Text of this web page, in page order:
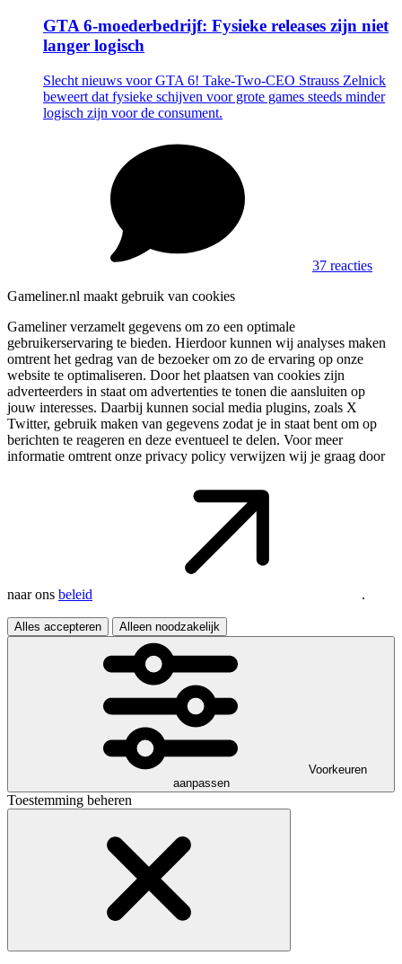
GTA 6-moederbedrijf: Fysieke releases zijn niet
langer logisch
Slecht nieuws voor GTA 6! Take-Two-CEO Strauss Zelnick
beweert dat fysieke schijven voor grote games steeds minder
logisch zijn voor de consument.
37 reacties
Gameliner.nl maakt gebruik van cookies
Gameliner verzamelt gegevens om zo een optimale
gebruikerservaring te bieden. Hierdoor kunnen wij analyses maken
omtrent het gedrag van de bezoeker om zo de ervaring op onze
website te optimaliseren. Door het plaatsen van cookies zijn
adverteerders in staat om advertenties te tonen die aansluiten op
jouw interesses. Daarbij kunnen social media plugins, zoals X
Twitter, gebruik maken van gegevens zodat je in staat bent om op
berichten te reageren en deze eventueel te delen. Voor meer
informatie omtrent onze privacy policy verwijzen wij je graag door
naar ons beleid .
Alles accepteren Alleen noodzakelijk
Voorkeuren
aanpassen
Toestemming beheren